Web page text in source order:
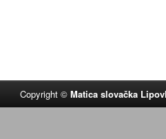
Copyright ©Matica slovačka